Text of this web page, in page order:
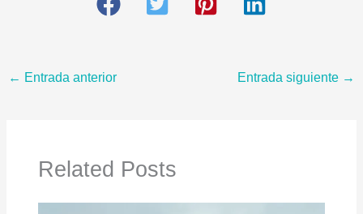
← Entrada anterior Entrada siguiente →
Related Posts